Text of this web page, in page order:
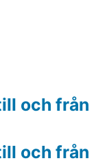
och från
och från